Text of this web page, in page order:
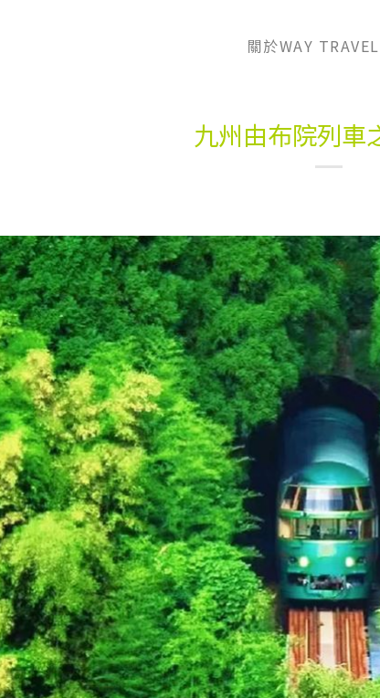
關於WAY TRAVEL
九州由布院列車